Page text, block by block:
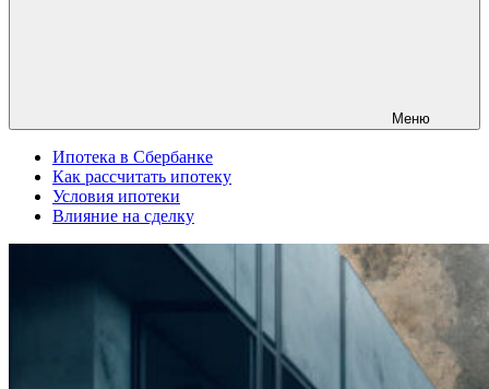
Меню
Ипотека в Сбербанке
Как рассчитать ипотеку
Условия ипотеки
Влияние на сделку